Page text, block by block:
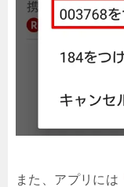
また、アプリには